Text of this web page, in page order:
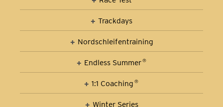
Trackdays
Nordschleifen­training
Car Control TrainingEndless Summer ®
1:1 Coaching ®
Winter Series